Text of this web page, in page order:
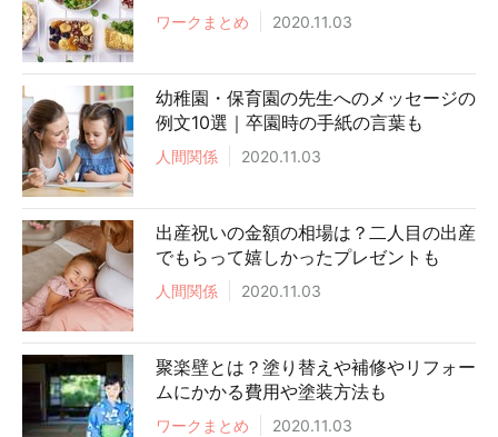
ワークまとめ 2020.11.03
幼稚園・保育園の先生へのメッセージの
例文10選｜卒園時の手紙の言葉も
人間関係 2020.11.03
出産祝いの金額の相場は？二人目の出産
でもらって嬉しかったプレゼントも
人間関係 2020.11.03
聚楽壁とは？塗り替えや補修やリフォー
ムにかかる費用や塗装方法も
ワークまとめ 2020.11.03